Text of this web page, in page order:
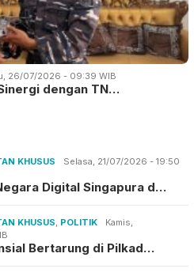
26/07/2026 - 09:39 WIB
dengan TN…
KHUSUS
Selasa, 21/07/2026 - 19:50
Digital Singapura d…
KHUSUS, POLITIK
Kamis,
Bertarung di Pilkad…